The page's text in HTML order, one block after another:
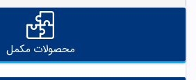
محصولات مکمل